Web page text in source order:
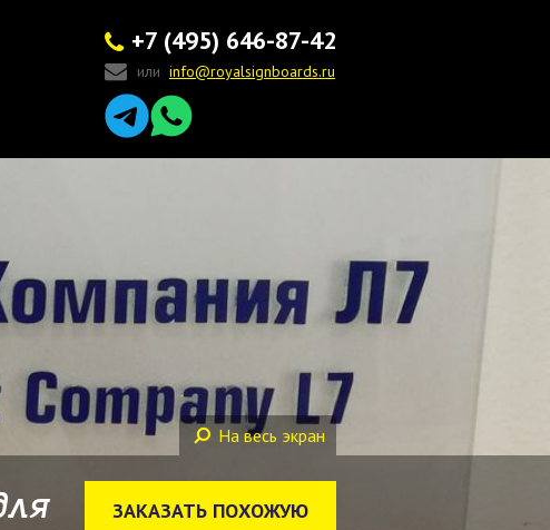
+7 (495) 646-87-42
или info@royalsignboards.ru
На весь экран
ЗАКАЗАТЬ ПОХОЖУЮ